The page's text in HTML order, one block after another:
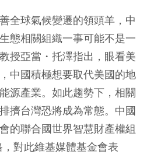
全球氣候變遷的領頭羊，中
態相關組織一事可能不是一
授亞當・托澤指出，眼看美
中國積極想要取代美國的地
源產業。如此趨勢下，相關
擠台灣恐將成為常態。中國
的聯合國世界智慧財產權組
對此維基媒體基金會表